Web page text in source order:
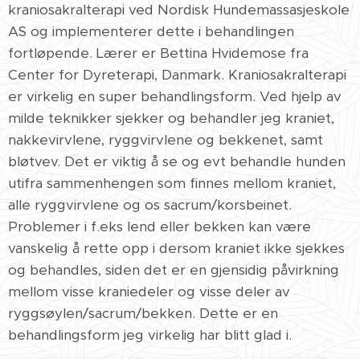
kraniosakralterapi ved Nordisk Hundemassasjeskole
AS og implementerer dette i behandlingen
fortløpende. Lærer er Bettina Hvidemose fra
Center for Dyreterapi, Danmark. Kraniosakralterapi
er virkelig en super behandlingsform. Ved hjelp av
milde teknikker sjekker og behandler jeg kraniet,
nakkevirvlene, ryggvirvlene og bekkenet, samt
bløtvev. Det er viktig å se og evt behandle hunden
utifra sammenhengen som finnes mellom kraniet,
alle ryggvirvlene og os sacrum/korsbeinet.
Problemer i f.eks lend eller bekken kan være
vanskelig å rette opp i dersom kraniet ikke sjekkes
og behandles, siden det er en gjensidig påvirkning
mellom visse kraniedeler og visse deler av
ryggsøylen/sacrum/bekken. Dette er en
behandlingsform jeg virkelig har blitt glad i.